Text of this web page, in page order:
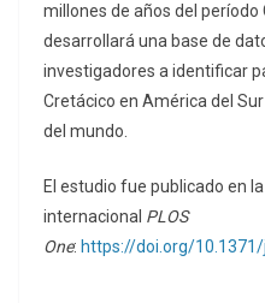
millones de años del
desarrollará una base de
investigadores a identificar
Cretácico en América del
del mundo.
El estudio fue publicado en
internacional PLOS
One: https://doi.org/